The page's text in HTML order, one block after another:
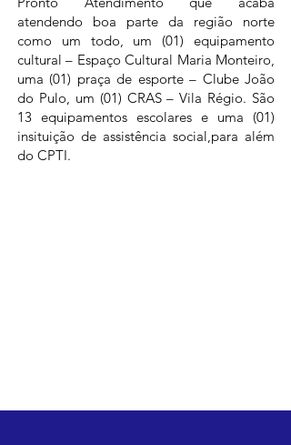
atendendo boa parte da região norte
como um todo, um (01) equipamento
cultural – Espaço Cultural Maria Monteiro,
uma (01) praça de esporte – Clube João
do Pulo, um (01) CRAS – Vila Régio. São
13 equipamentos escolares e uma (01)
insituição de assistência social,para além
do CPTI.